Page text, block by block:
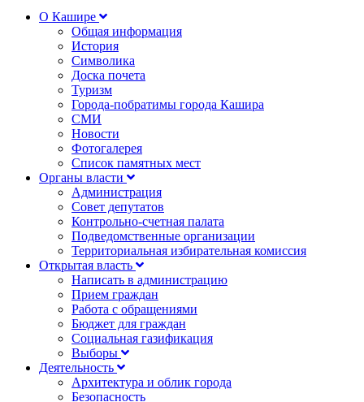
О Кашире
Общая информация
История
Символика
Доска почета
Туризм
Города-побратимы города Кашира
СМИ
Новости
Фотогалерея
Список памятных мест
Органы власти
Администрация
Совет депутатов
Контрольно-счетная палата
Подведомственные организации
Территориальная избирательная комиссия
Открытая власть
Написать в администрацию
Прием граждан
Работа с обращениями
Бюджет для граждан
Социальная газификация
Выборы
Деятельность
Архитектура и облик города
Безопасность